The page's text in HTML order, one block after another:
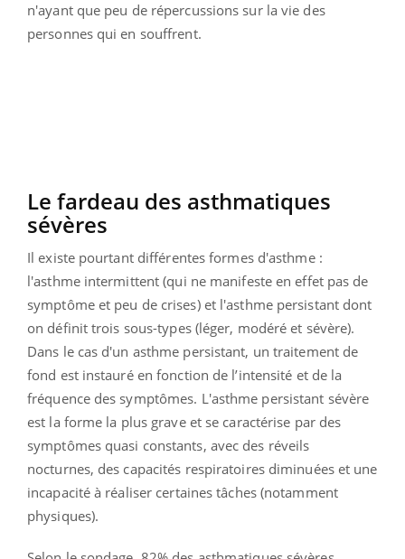
n'ayant que peu de répercussions sur la vie des
personnes qui en souffrent.
Le fardeau des asthmatiques
sévères
Il existe pourtant différentes formes d'asthme :
l'asthme intermittent (qui ne manifeste en effet pas de
symptôme et peu de crises) et l'asthme persistant dont
on définit trois sous-types (léger, modéré et sévère).
Dans le cas d'un asthme persistant, un traitement de
fond est instauré en fonction de l’intensité et de la
fréquence des symptômes. L'asthme persistant sévère
est la forme la plus grave et se caractérise par des
symptômes quasi constants, avec des réveils
nocturnes, des capacités respiratoires diminuées et une
incapacité à réaliser certaines tâches (notamment
physiques).